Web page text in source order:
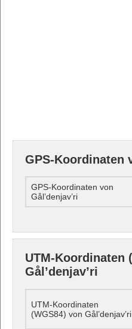
GPS-Koordinaten
GPS-Koordinaten von
Gål’denjav’ri
UTM-Koordinaten
Gål’denjav’ri
UTM-Koordinaten
(WGS84) von Gål’denjav’ri